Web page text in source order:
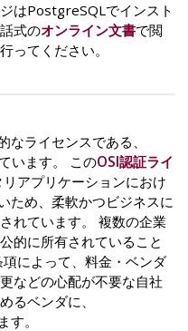
はPostgreSQLでインスト
式のオンライン文書で閲
ってください。
ライセンスである、
います。 このOSI認証ライ
アプリケーションにおけ
ため、柔軟かつビジネスに
れています。 複数の企業
的に所有されていること
によって、料金・ベンダ
などの心配が不要な自社
るベンダに、
。